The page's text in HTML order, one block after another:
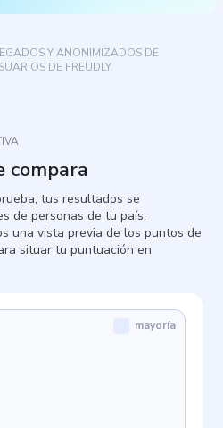
Y ANONIMIZADOS DE
DE FREUDLY.
compara
tus resultados se
de personas de tu país.
una vista previa de los puntos de
situar tu puntuación en
mayoría